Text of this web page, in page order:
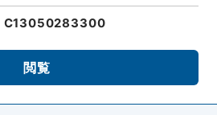
C13050283300
閲覧